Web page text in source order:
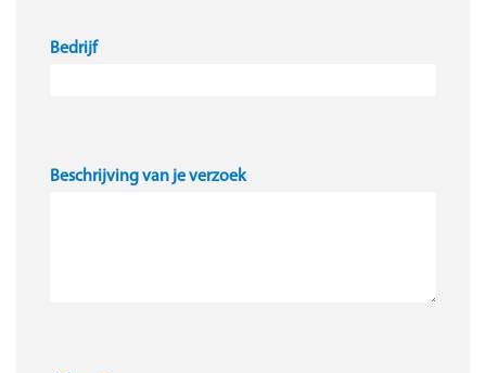
Bedrijf
Beschrijving van je verzoek